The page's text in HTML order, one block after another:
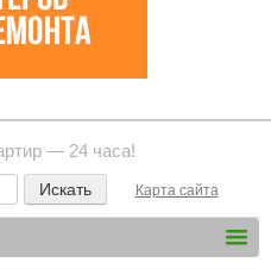
— 24 часа!
Карта сайта